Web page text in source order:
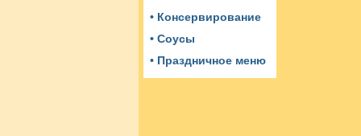
• Консервирование
• Соусы
• Праздничное меню